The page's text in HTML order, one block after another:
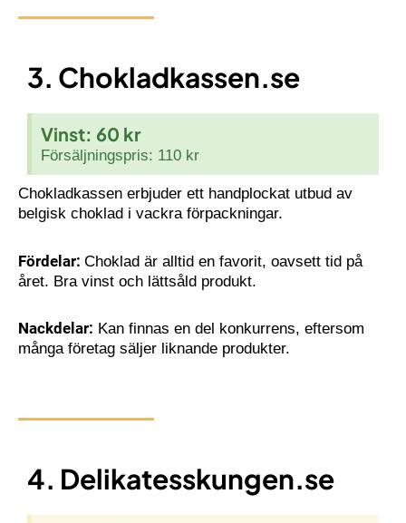
3. Chokladkassen.se
Vinst: 60 kr
Försäljningspris: 110 kr
Chokladkassen erbjuder ett handplockat utbud av
belgisk choklad i vackra förpackningar.
Fördelar: Choklad är alltid en favorit, oavsett tid på
året. Bra vinst och lättsåld produkt.
Nackdelar: Kan finnas en del konkurrens, eftersom
många företag säljer liknande produkter.
4. Delikatesskungen.se